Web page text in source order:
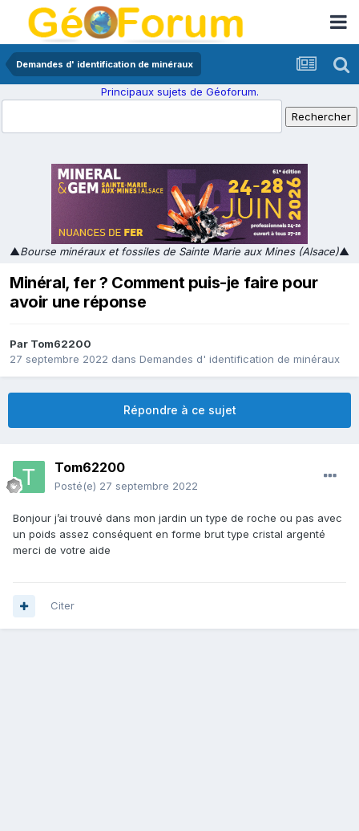
Demandes d' identification de minéraux
Principaux sujets de Géoforum.
▲Bourse minéraux et fossiles de Sainte Marie aux Mines (Alsace)▲
Minéral, fer ? Comment puis-je faire pour
avoir une réponse
Par Tom62200
27 septembre 2022 dans Demandes d' identification de minéraux
Répondre à ce sujet
Tom62200
Posté(e) 27 septembre 2022
Bonjour j’ai trouvé dans mon jardin un type de roche ou pas avec
un poids assez conséquent en forme brut type cristal argenté
merci de votre aide
Citer